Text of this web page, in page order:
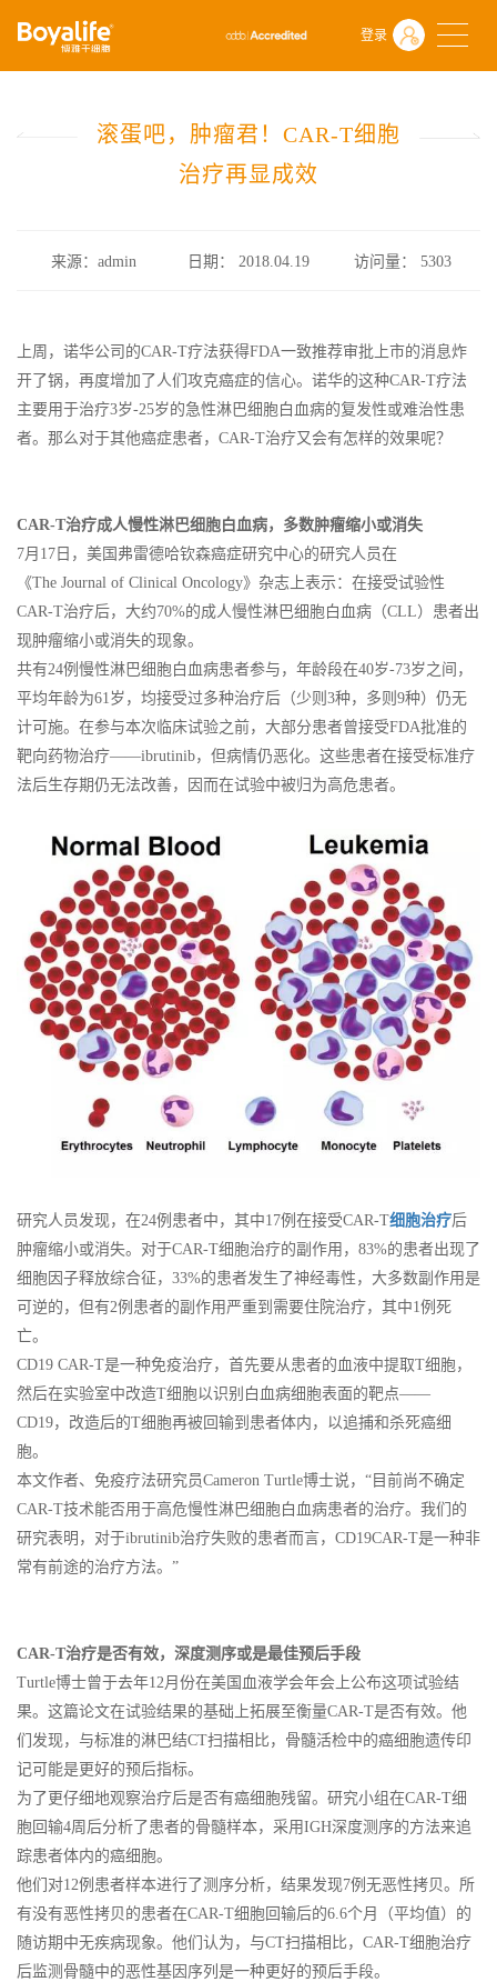
登录
首页 什么是干细胞
前沿动态
滚蛋吧，肿瘤君！CAR-T细胞治疗再显成效
滚蛋吧，肿瘤君！CAR-T细胞
治疗再显成效
来源：admin 日期： 2018.04.19 访问量：5303
上周，诺华公司的CAR-T疗法获得FDA一致推荐审批上市的消息炸
开了锅，再度增加了人们攻克癌症的信心。诺华的这种CAR-T疗法
主要用于治疗3岁-25岁的急性淋巴细胞白血病的复发性或难治性患
者。那么对于其他癌症患者，CAR-T治疗又会有怎样的效果呢？
CAR-T治疗成人慢性淋巴细胞白血病，多数肿瘤缩小或消失
7月17日，美国弗雷德哈钦森癌症研究中心的研究人员在
《The Journal of Clinical Oncology》杂志上表示：在接受试验性
CAR-T治疗后，大约70%的成人慢性淋巴细胞白血病（CLL）患者出
现肿瘤缩小或消失的现象。
共有24例慢性淋巴细胞白血病患者参与，年龄段在40岁-73岁之间，
平均年龄为61岁，均接受过多种治疗后（少则3种，多则9种）仍无
计可施。在参与本次临床试验之前，大部分患者曾接受FDA批准的
靶向药物治疗——ibrutinib，但病情仍恶化。这些患者在接受标准疗
法后生存期仍无法改善，因而在试验中被归为高危患者。
研究人员发现，在24例患者中，其中17例在接受CAR-T细胞治疗后
肿瘤缩小或消失。对于CAR-T细胞治疗的副作用，83%的患者出现了
细胞因子释放综合征，33%的患者发生了神经毒性，大多数副作用是
可逆的，但有2例患者的副作用严重到需要住院治疗，其中1例死
亡。
CD19 CAR-T是一种免疫治疗，首先要从患者的血液中提取T细胞，
然后在实验室中改造T细胞以识别白血病细胞表面的靶点——
CD19，改造后的T细胞再被回输到患者体内，以追捕和杀死癌细
胞。
本文作者、免疫疗法研究员Cameron Turtle博士说，“目前尚不确定
CAR-T技术能否用于高危慢性淋巴细胞白血病患者的治疗。我们的
研究表明，对于ibrutinib治疗失败的患者而言，CD19CAR-T是一种非
常有前途的治疗方法。”
CAR-T治疗是否有效，深度测序或是最佳预后手段
Turtle博士曾于去年12月份在美国血液学会年会上公布这项试验结
果。这篇论文在试验结果的基础上拓展至衡量CAR-T是否有效。他
们发现，与标准的淋巴结CT扫描相比，骨髓活检中的癌细胞遗传印
记可能是更好的预后指标。
为了更仔细地观察治疗后是否有癌细胞残留。研究小组在CAR-T细
胞回输4周后分析了患者的骨髓样本，采用IGH深度测序的方法来追
踪患者体内的癌细胞。
他们对12例患者样本进行了测序分析，结果发现7例无恶性拷贝。所
有没有恶性拷贝的患者在CAR-T细胞回输后的6.6个月（平均值）的
随访期中无疾病现象。他们认为，与CT扫描相比，CAR-T细胞治疗
后监测骨髓中的恶性基因序列是一种更好的预后手段。